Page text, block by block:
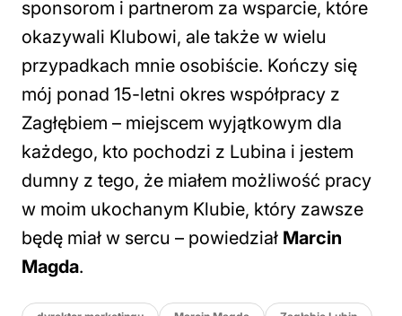
sponsorom i partnerom za wsparcie, które
okazywali Klubowi, ale także w wielu
przypadkach mnie osobiście. Kończy się
mój ponad 15-letni okres współpracy z
Zagłębiem – miejscem wyjątkowym dla
każdego, kto pochodzi z Lubina i jestem
dumny z tego, że miałem możliwość pracy
w moim ukochanym Klubie, który zawsze
będę miał w sercu – powiedział Marcin
Magda.